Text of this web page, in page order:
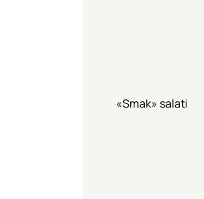
«Smak» salati